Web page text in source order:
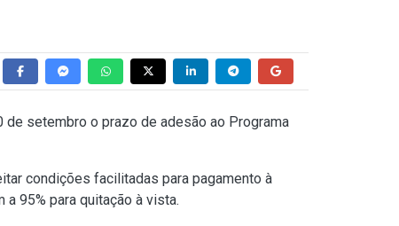
de setembro o prazo de adesão ao Programa
condições facilitadas para pagamento à
95% para quitação à vista.